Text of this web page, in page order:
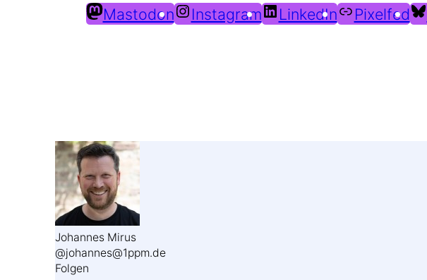
Mastodon Instagram LinkedIn Pixelfed
Johannes Mirus
@johannes@1ppm.de
Folgen